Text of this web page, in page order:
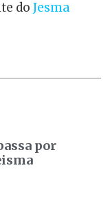
do Jesma
por